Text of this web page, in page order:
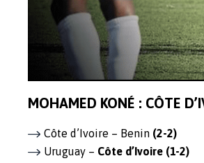
MOHAMED KONÉ : CÔTE
Côte d’Ivoire – Benin (2-2)
Uruguay – Côte d’Ivoire (1-2)